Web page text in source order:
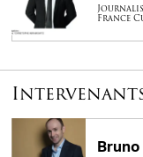
France
Bruno